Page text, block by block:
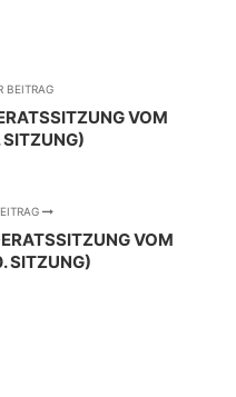
BEITRAG
VOM
VOM
SITZUNG)